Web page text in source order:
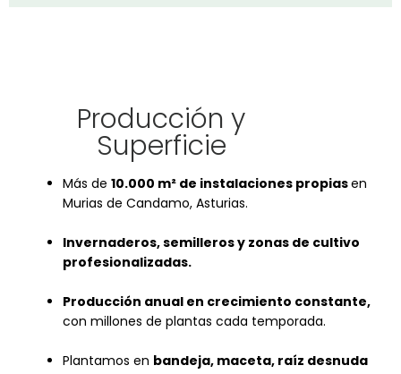
Producción y
Superficie
Más de 10.000 m² de instalaciones propiasen
Murias de Candamo, Asturias.
Invernaderos, semilleros y zonas de cultivo
profesionalizadas.
Producción anual en crecimiento constante,
con millones de plantas cada temporada.
Plantamos en bandeja, maceta, raíz desnuda